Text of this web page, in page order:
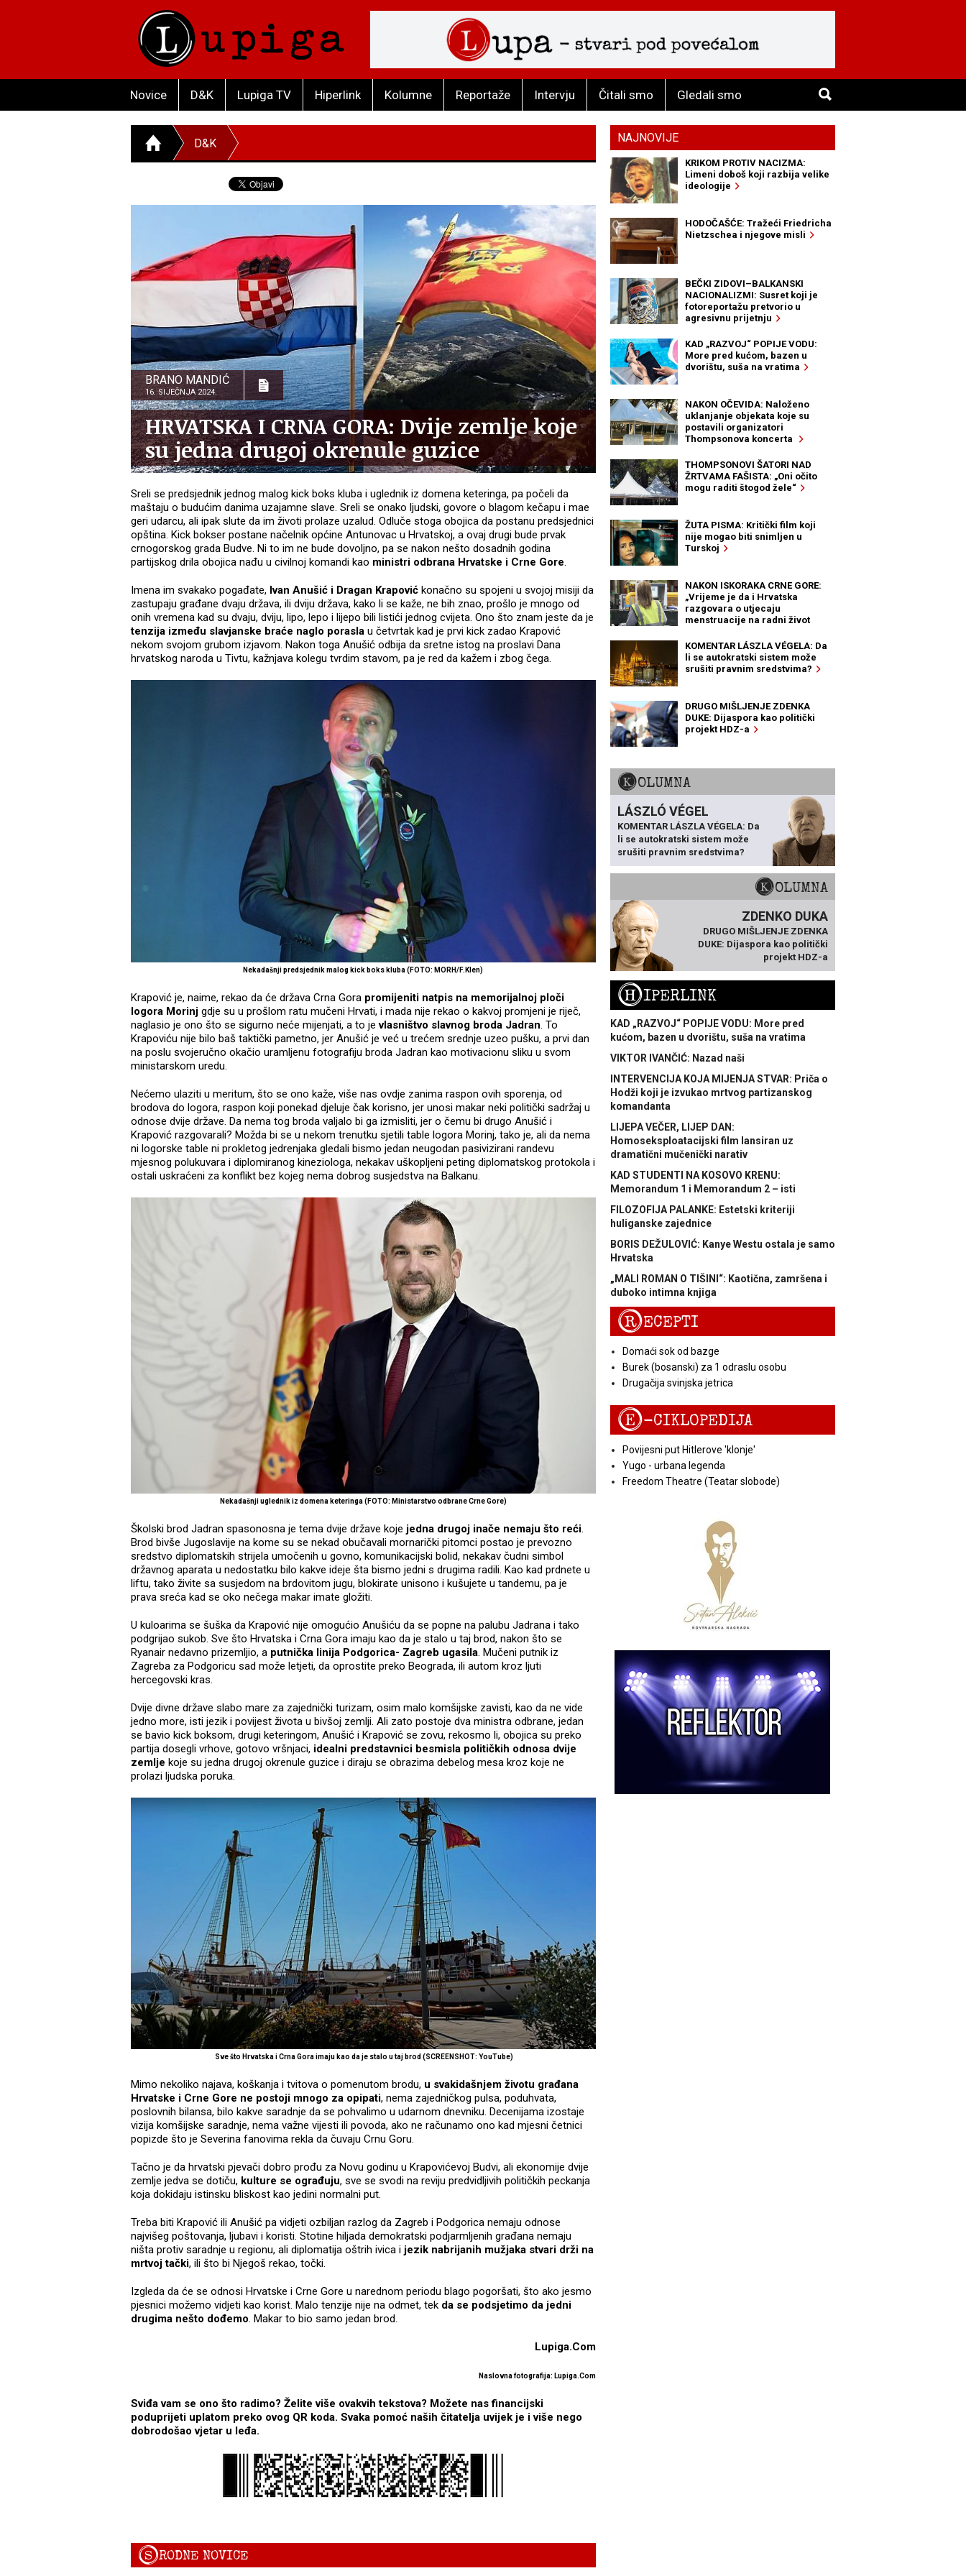
Novice D&K Lupiga TV Hiperlink Kolumne Reportaže Intervju Čitali smo Gledali smo
D&K
BRANO MANDIĆ
16. SIJEČNJA 2024.
HRVATSKA I CRNA GORA: Dvije zemlje koje
su jedna drugoj okrenule guzice
Sreli se predsjednik jednog malog kick boks kluba i uglednik iz domena keteringa, pa počeli da
maštaju o budućim danima uzajamne slave. Sreli se onako ljudski, govore o blagom kečapu i mae
geri udarcu, ali ipak slute da im životi prolaze uzalud. Odluče stoga obojica da postanu predsjednici
opština. Kick bokser postane načelnik općine Antunovac u Hrvatskoj, a ovaj drugi bude prvak
crnogorskog grada Budve. Ni to im ne bude dovoljno, pa se nakon nešto dosadnih godina
partijskog drila obojica nađu u civilnoj komandi kao ministri odbrana Hrvatske i Crne Gore.
Imena im svakako pogađate, Ivan Anušić i Dragan Krapović konačno su spojeni u svojoj misiji da
zastupaju građane dvaju država, ili dviju država, kako li se kaže, ne bih znao, prošlo je mnogo od
onih vremena kad su dvaju, dviju, lipo, lepo i lijepo bili listići jednog cvijeta. Ono što znam jeste da je
tenzija između slavjanske braće naglo porasla u četvrtak kad je prvi kick zadao Krapović
nekom svojom grubom izjavom. Nakon toga Anušić odbija da sretne istog na proslavi Dana
hrvatskog naroda u Tivtu, kažnjava kolegu tvrdim stavom, pa je red da kažem i zbog čega.
Nekadašnji predsjednik malog kick boks kluba (FOTO: MORH/F.Klen)
Krapović je, naime, rekao da će država Crna Gora promijeniti natpis na memorijalnoj ploči
logora Morinj gdje su u prošlom ratu mučeni Hrvati, i mada nije rekao o kakvoj promjeni je riječ,
naglasio je ono što se sigurno neće mijenjati, a to jevlasništvo slavnog broda Jadran. To
Krapoviću nije bilo baš taktički pametno, jer Anušić je već u trećem srednje uzeo pušku, a prvi dan
na poslu svojeručno okačio uramljenu fotografiju broda Jadran kao motivacionu sliku u svom
ministarskom uredu.
Nećemo ulaziti u meritum, što se ono kaže, više nas ovdje zanima raspon ovih sporenja, od
brodova do logora, raspon koji ponekad djeluje čak korisno, jer unosi makar neki politički sadržaj u
odnose dvije države. Da nema tog broda valjalo bi ga izmisliti, jer o čemu bi drugo Anušić i
Krapović razgovarali? Možda bi se u nekom trenutku sjetili table logora Morinj, tako je, ali da nema
ni logorske table ni prokletog jedrenjaka gledali bismo jedan neugodan pasivizirani randevu
mjesnog polukuvara i diplomiranog kineziologa, nekakav uškopljeni peting diplomatskog protokola i
ostali uskraćeni za konflikt bez kojeg nema dobrog susjedstva na Balkanu.
Nekadašnji uglednik iz domena keteringa (FOTO: Ministarstvo odbrane Crne Gore)
Školski brod Jadran spasonosna je tema dvije države koje jedna drugoj inače nemaju što reći.
Brod bivše Jugoslavije na kome su se nekad obučavali mornarički pitomci postao je prevozno
sredstvo diplomatskih strijela umočenih u govno, komunikacijski bolid, nekakav čudni simbol
državnog aparata u nedostatku bilo kakve ideje šta bismo jedni s drugima radili. Kao kad prdnete u
liftu, tako živite sa susjedom na brdovitom jugu, blokirate unisono i kušujete u tandemu, pa je
prava sreća kad se oko nečega makar imate gložiti.
U kuloarima se šuška da Krapović nije omogućio Anušiću da se popne na palubu Jadrana i tako
podgrijao sukob. Sve što Hrvatska i Crna Gora imaju kao da je stalo u taj brod, nakon što se
Ryanair nedavno prizemljio, a putnička linija Podgorica- Zagreb ugasila. Mučeni putnik iz
Zagreba za Podgoricu sad može letjeti, da oprostite preko Beograda, ili autom kroz ljuti
hercegovski kras.
Dvije divne države slabo mare za zajednički turizam, osim malo komšijske zavisti, kao da ne vide
jedno more, isti jezik i povijest života u bivšoj zemlji. Ali zato postoje dva ministra odbrane, jedan
se bavio kick boksom, drugi keteringom, Anušić i Krapović se zovu, rekosmo li, obojica su preko
partija dosegli vrhove, gotovo vršnjaci, idealni predstavnici besmisla političkih odnosa dvije
zemlje koje su jedna drugoj okrenule guzice i diraju se obrazima debelog mesa kroz koje ne
prolazi ljudska poruka.
Sve što Hrvatska i Crna Gora imaju kao da je stalo u taj brod (SCREENSHOT: YouTube)
Mimo nekoliko najava, koškanja i tvitova o pomenutom brodu, u svakidašnjem životu građana
Hrvatske i Crne Gore ne postoji mnogo za opipati, nema zajedničkog pulsa, poduhvata,
poslovnih bilansa, bilo kakve saradnje da se pohvalimo u udarnom dnevniku. Decenijama izostaje
vizija komšijske saradnje, nema važne vijesti ili povoda, ako ne računamo ono kad mjesni četnici
popizde što je Severina fanovima rekla da čuvaju Crnu Goru.
Tačno je da hrvatski pjevači dobro prođu za Novu godinu u Krapovićevoj Budvi, ali ekonomije dvije
zemlje jedva se dotiču, kulture se ograđuju, sve se svodi na reviju predvidljivih političkih peckanja
koja dokidaju istinsku bliskost kao jedini normalni put.
Treba biti Krapović ili Anušić pa vidjeti ozbiljan razlog da Zagreb i Podgorica nemaju odnose
najvišeg poštovanja, ljubavi i koristi. Stotine hiljada demokratski podjarmljenih građana nemaju
ništa protiv saradnje u regionu, ali diplomatija oštrih ivica i jezik nabrijanih mužjaka stvari drži na
mrtvoj tački, ili što bi Njegoš rekao, točki.
Izgleda da će se odnosi Hrvatske i Crne Gore u narednom periodu blago pogoršati, što ako jesmo
pjesnici možemo vidjeti kao korist. Malo tenzije nije na odmet, tek da se podsjetimo da jedni
drugima nešto dođemo. Makar to bio samo jedan brod.
Lupiga.Com
Naslovna fotografija: Lupiga.Com
Sviđa vam se ono što radimo? Želite više ovakvih tekstova? Možete nas financijski
poduprijeti uplatom preko ovog QR koda. Svaka pomoć naših čitatelja uvijek je i više nego
dobrodošao vjetar u leđa.
SRODNE NOVICE
NAJNOVIJE
KRIKOM PROTIV NACIZMA:
Limeni doboš koji razbija velike
ideologije
HODOČAŠĆE: Tražeći Friedricha
Nietzschea i njegove misli
BEČKI ZIDOVI–BALKANSKI
NACIONALIZMI: Susret koji je
fotoreportažu pretvorio u
agresivnu prijetnju
KAD „RAZVOJ“ POPIJE VODU:
More pred kućom, bazen u
dvorištu, suša na vratima
NAKON OČEVIDA: Naloženo
uklanjanje objekata koje su
postavili organizatori
Thompsonova koncerta
THOMPSONOVI ŠATORI NAD
ŽRTVAMA FAŠISTA: „Oni očito
mogu raditi štogod žele“
ŽUTA PISMA: Kritički film koji
nije mogao biti snimljen u
Turskoj
NAKON ISKORAKA CRNE GORE:
„Vrijeme je da i Hrvatska
razgovara o utjecaju
menstruacije na radni život
KOMENTAR LÁSZLA VÉGELA: Da
li se autokratski sistem može
srušiti pravnim sredstvima?
DRUGO MIŠLJENJE ZDENKA
DUKE: Dijaspora kao politički
projekt HDZ-a
KOLUMNA
LÁSZLÓ VÉGEL
KOMENTAR LÁSZLA VÉGELA: Da
li se autokratski sistem može
srušiti pravnim sredstvima?
KOLUMNA
ZDENKO DUKA
DRUGO MIŠLJENJE ZDENKA
DUKE: Dijaspora kao politički
projekt HDZ-a
HIPERLINK
KAD „RAZVOJ“ POPIJE VODU: More pred
kućom, bazen u dvorištu, suša na vratima
VIKTOR IVANČIĆ: Nazad naši
INTERVENCIJA KOJA MIJENJA STVAR: Priča o
Hodži koji je izvukao mrtvog partizanskog
komandanta
LIJEPA VEČER, LIJEP DAN:
Homoseksploatacijski film lansiran uz
dramatični mučenički narativ
KAD STUDENTI NA KOSOVO KRENU:
Memorandum 1 i Memorandum 2 – isti
FILOZOFIJA PALANKE: Estetski kriteriji
huliganske zajednice
BORIS DEŽULOVIĆ: Kanye Westu ostala je samo
Hrvatska
„MALI ROMAN O TIŠINI“: Kaotična, zamršena i
duboko intimna knjiga
RECEPTI
Domaći sok od bazge
Burek (bosanski) za 1 odraslu osobu
Drugačija svinjska jetrica
E-CIKLOPEDIJA
Povijesni put Hitlerove 'klonje'
Yugo - urbana legenda
Freedom Theatre (Teatar slobode)